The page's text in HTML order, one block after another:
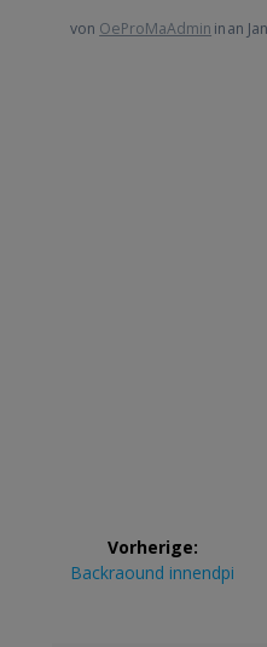
von OeProMaAdmin inan
Beitrags-
Navigation
Vorherige:
Vorheriger
Backraound innendpi